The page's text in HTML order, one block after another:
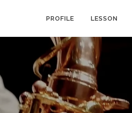
PROFILE LESSON